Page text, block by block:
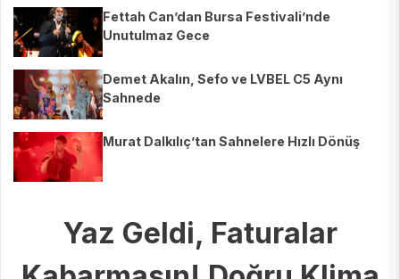
Fettah Can’dan Bursa Festivali’nde
Unutulmaz Gece
Demet Akalın, Sefo ve LVBEL C5 Aynı
Sahnede
Murat Dalkılıç’tan Sahnelere Hızlı Dönüş
Yaz Geldi, Faturalar